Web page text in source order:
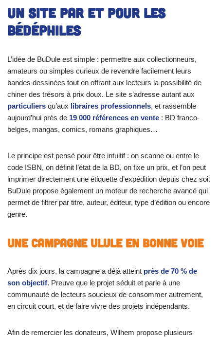
Un site par et pour les
bédéphiles
L’idée de BuDule est simple : permettre aux collectionneurs,
amateurs ou simples curieux de revendre facilement leurs
bandes dessinées tout en offrant aux lecteurs la possibilité de
chiner des trésors à prix doux. Le site s’adresse autant aux
particuliers qu’aux libraires professionnels, et rassemble
aujourd’hui près de 19 000 références en vente : BD franco-
belges, mangas, comics, romans graphiques…
Le principe est pensé pour être intuitif : on scanne ou entre le
code ISBN, on définit l’état de la BD, on fixe un prix, et l’on peut
imprimer directement une étiquette d’expédition depuis chez soi.
BuDule propose également un moteur de recherche avancé qui
permet de filtrer par titre, auteur, éditeur, type d’édition ou encore
genre.
Une campagne Ulule en bonne voie
Après dix jours, la campagne a déjà atteint près de 70 % de
son objectif. Preuve que le projet séduit et parle à une
communauté de lecteurs soucieux de consommer autrement,
en circuit court, et de faire vivre des projets indépendants.
Afin de remercier les donateurs, Wilhem propose plusieurs